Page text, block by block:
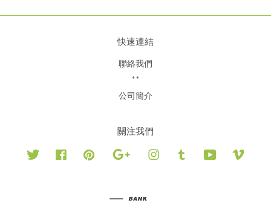
快速連結
聯絡我們
**
公司簡介
關注我們
Twitter Facebook Pinterest Google InstagramTumblr YouTube